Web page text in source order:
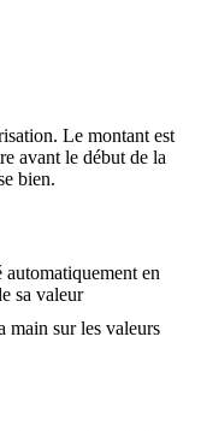
Le montant est
avant le début de la
bien.
en
sa valeur
main sur les valeurs